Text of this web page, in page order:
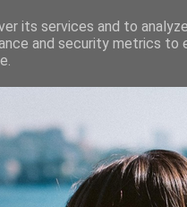
its services and to
and security metrics to